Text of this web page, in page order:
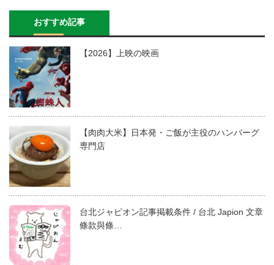
おすすめ記事
【2026】上映の映画
【肉肉大米】日本発・ご飯が主役のハンバーグ
専門店
台北ジャピオン記事掲載条件 / 台北 Japion 文章
條款與條…